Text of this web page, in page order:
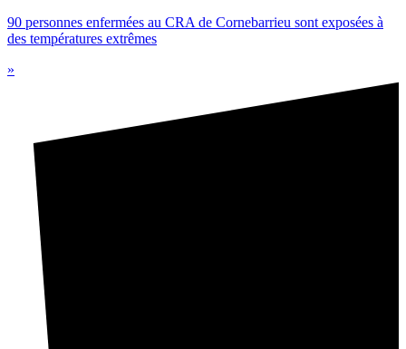
90 personnes enfermées au CRA de Cornebarrieu sont exposées à
des températures extrêmes
»